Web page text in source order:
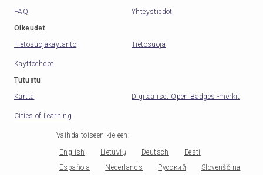
FAQ
Yhteystiedot
Oikeudet
Tietosuojakäytäntö
Tietosuoja
Käyttöehdot
Tutustu
Kartta
Digitaaliset Open Badges -merkit
Cities of Learning
Vaihda toiseen kieleen :
English Lietuvių Deutsch
Eesti
Española
Nederlands Русский Slovenščina